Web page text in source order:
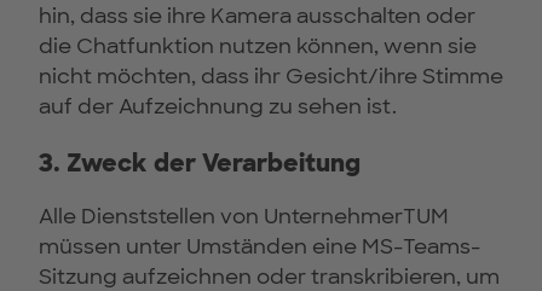
hin, dass sie ihre Kamera ausschalten oder
die Chatfunktion nutzen können, wenn sie
nicht möchten, dass ihr Gesicht/ihre Stimme
auf der Aufzeichnung zu sehen ist.
3. Zweck der Verarbeitung
Alle Dienststellen von UnternehmerTUM
müssen unter Umständen eine MS-Teams-
Sitzung aufzeichnen oder transkribieren, um